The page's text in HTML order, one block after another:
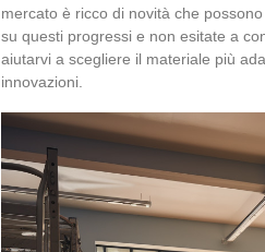
mercato è ricco di novità che
su questi progressi e non esitate a
aiutarvi a scegliere il materiale più
innovazioni.